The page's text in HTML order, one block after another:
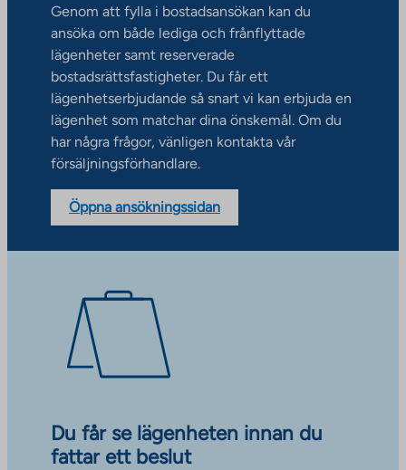
Genom att fylla i bostadsansökan kan du
ansöka om både lediga och frånflyttade
lägenheter samt reserverade
bostadsrättsfastigheter. Du får ett
lägenhetserbjudande så snart vi kan erbjuda en
lägenhet som matchar dina önskemål. Om du
har några frågor, vänligen kontakta vår
försäljningsförhandlare.
Öppna ansökningssidan
Du får se lägenheten innan du
fattar ett beslut